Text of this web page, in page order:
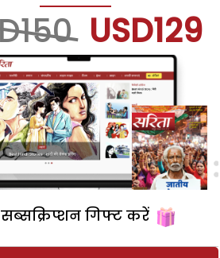
USD129
सब्सक्रिप्शन गिफ्ट करें